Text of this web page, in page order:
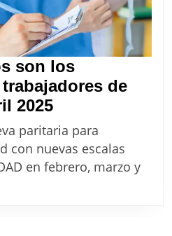
en
la
son los
de
2025SANIDAD:
Estos
son
los
paritaria para
con nuevas escalas
en febrero, marzo y